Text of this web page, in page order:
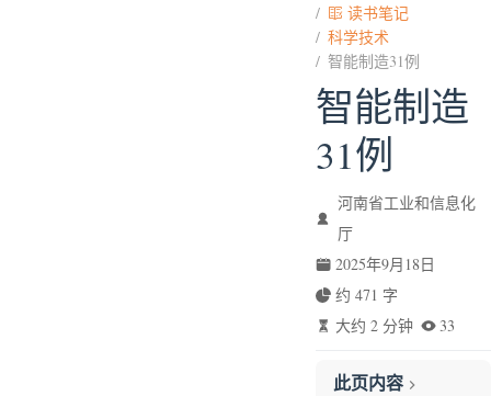
读书笔记
科学技术
智能制造31例
智能制造
31例
河南省工业和信息化
厅
2025年9月18日
约 471 字
大约 2 分钟
33
此页内容